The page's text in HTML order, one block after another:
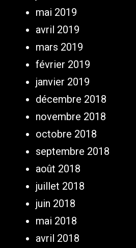
mai 2019
avril 2019
mars 2019
février 2019
janvier 2019
décembre 2018
novembre 2018
octobre 2018
septembre 2018
août 2018
juillet 2018
juin 2018
mai 2018
avril 2018